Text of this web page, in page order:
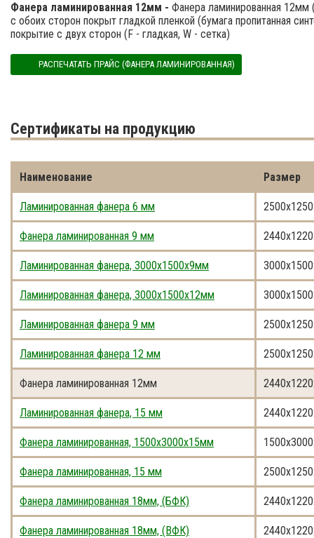
Фанера ламинированная 12мм - Фанера ламинированная
с обоих сторон покрыт гладкой пленкой (бумага пропитанная
покрытие с двух сторон (F - гладкая, W - сетка)
РАСПЕЧАТАТЬ ПРАЙС (ФАНЕРА ЛАМИНИРОВАННАЯ)
Cертификаты на продукцию
Наименование Размер
Ламинированная фанера 6 мм
Фанера ламинированная 9 мм
Ламинированная фанера, 3000x1500x9мм
Ламинированная фанера, 3000x1500x12мм
Ламинированная фанера 9 мм
Ламинированная фанера 12 мм
Фанера ламинированная 12мм
Ламинированная фанера, 15 мм
Фанера ламинированная, 1500x3000x15мм
Фанера ламинированная, 15 мм
Фанера ламинированная 18мм, (БФК)
Фанера ламинированная 18мм, (ВФК)